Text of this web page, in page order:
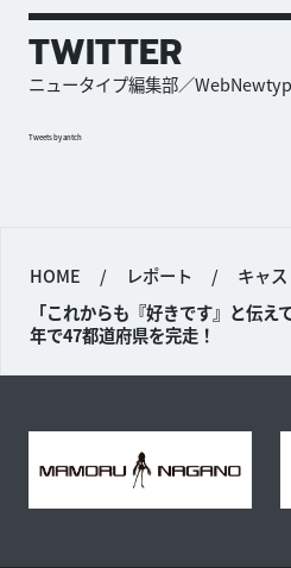
TWITTER
ニュータイプ編集部／
Tweets by antch
HOME / レポート / キャ
「これからも『好きです』と伝
年で47都道府県を完走！